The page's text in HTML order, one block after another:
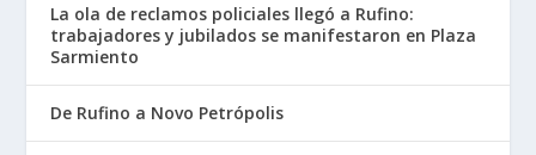
La ola de reclamos policiales llegó a Rufino:
trabajadores y jubilados se manifestaron en Plaza
Sarmiento
De Rufino a Novo Petrópolis